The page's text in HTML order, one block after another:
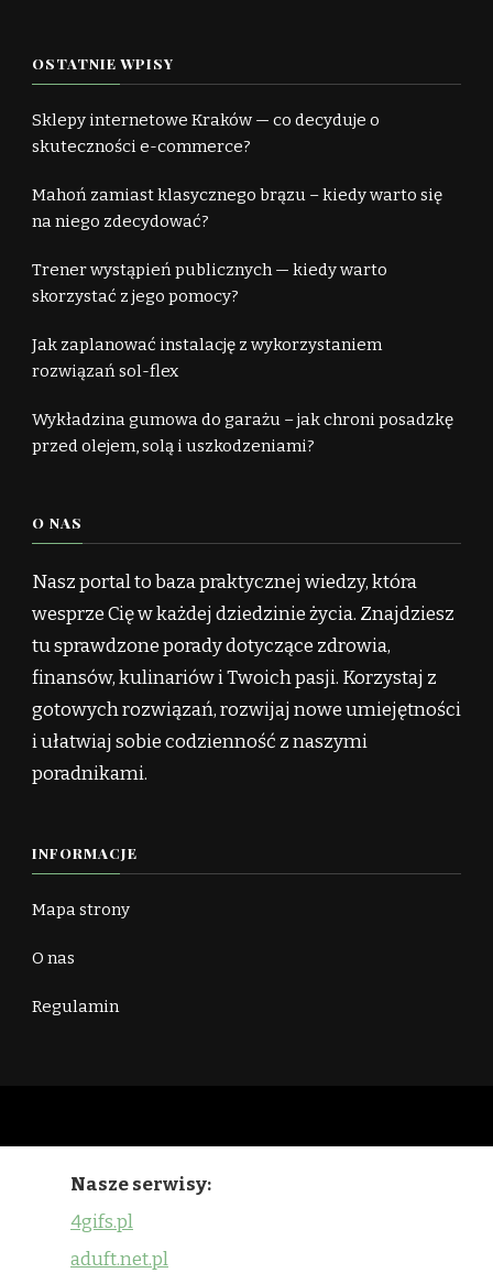
OSTATNIE WPISY
Sklepy internetowe Kraków — co decyduje o
skuteczności e-commerce?
Mahoń zamiast klasycznego brązu – kiedy warto się
na niego zdecydować?
Trener wystąpień publicznych — kiedy warto
skorzystać z jego pomocy?
Jak zaplanować instalację z wykorzystaniem
rozwiązań sol-flex
Wykładzina gumowa do garażu – jak chroni posadzkę
przed olejem, solą i uszkodzeniami?
O NAS
Nasz portal to baza praktycznej wiedzy, która
wesprze Cię w każdej dziedzinie życia. Znajdziesz
tu sprawdzone porady dotyczące zdrowia,
finansów, kulinariów i Twoich pasji. Korzystaj z
gotowych rozwiązań, rozwijaj nowe umiejętności
i ułatwiaj sobie codzienność z naszymi
poradnikami.
INFORMACJE
Mapa strony
O nas
Regulamin
Nasze serwisy:
4gifs.pl
aduft.net.pl